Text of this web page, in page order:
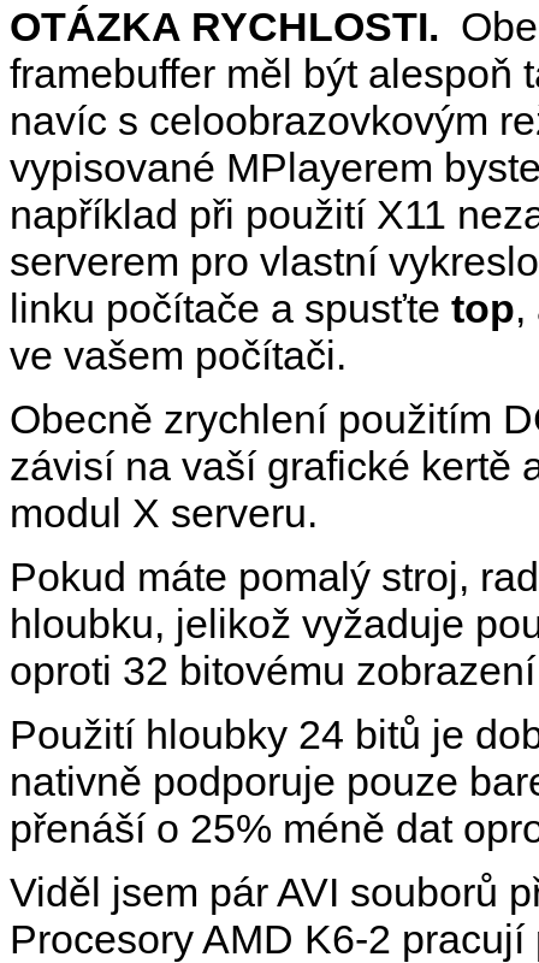
OTÁZKA RYCHLOSTI.
framebuffer měl být alespoň
navíc s celoobrazovkovým
vypisované MPlayerem
například při použití X11
serverem pro vlastní
linku počítače a spusťte top,
ve vašem počítači.
Obecně zrychlení použitím
závisí na vaší grafické kertě
modul X serveru.
Pokud máte pomalý stroj,
hloubku, jelikož vyžaduje
oproti 32 bitovému
Použití hloubky 24 bitů je
nativně podporuje pouze
přenáší o 25% méně dat
Viděl jsem pár AVI souborů
Procesory AMD K6-2